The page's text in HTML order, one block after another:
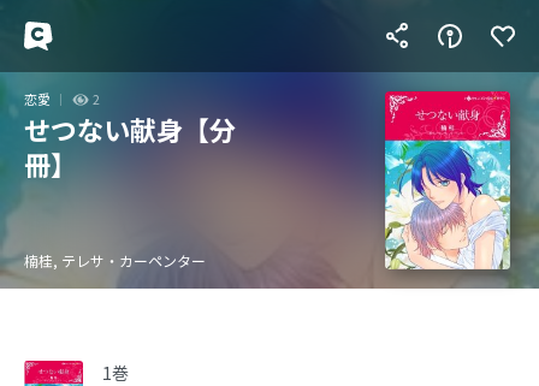
恋愛 2
せつない献身【分
冊】
楠桂, テレサ・カーペンター
1巻